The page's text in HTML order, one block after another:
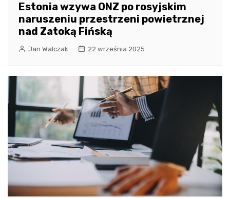
Estonia wzywa ONZ po rosyjskim
naruszeniu przestrzeni powietrznej
nad Zatoką Fińską
Jan Walczak 22 września 2025